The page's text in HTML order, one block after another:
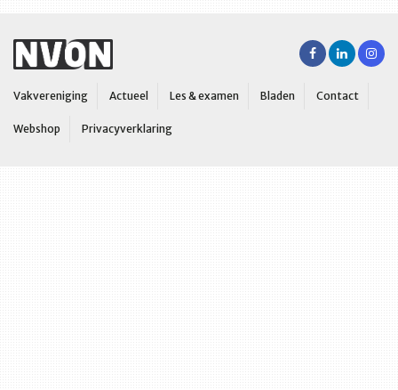
Vakvereniging Actueel Les & examen Bladen Contact
Webshop Privacyverklaring